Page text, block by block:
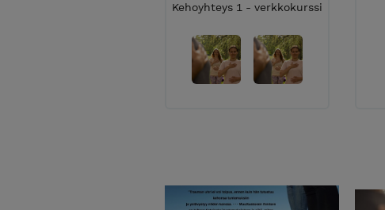
Kehoyhteys 1 - verkkokurssi